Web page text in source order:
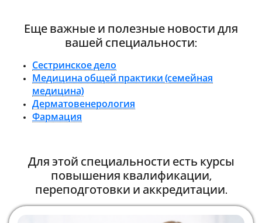
Еще важные и полезные новости для
вашей специальности:
Сестринское дело
Медицина общей практики (семейная
медицина)
Дерматовенерология
Фармация
Для этой специальности есть курсы
повышения квалификации,
переподготовки и аккредитации.